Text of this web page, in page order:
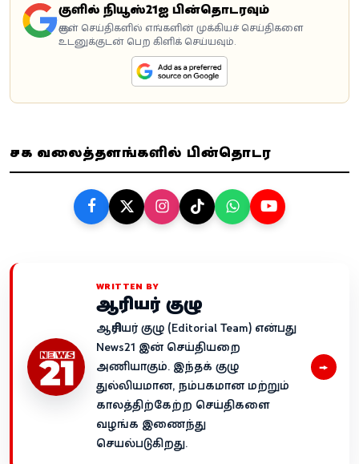
கூகுளில் நியூஸ்21ஐ பின்தொடரவும்
கூகுள் செய்திகளில் எங்களின் முக்கியச் செய்திகளை
உடனுக்குடன் பெற கிளிக் செய்யவும்.
சமூக வலைத்தளங்களில் பின்தொடர
WRITTEN BY
ஆசிரியர் குழு
ஆசிரியர் குழு (Editorial Team) என்பது
News21 இன் செய்தியறை
அணியாகும். இந்தக் குழு
துல்லியமான, நம்பகமான மற்றும்
காலத்திற்கேற்ற செய்திகளை
வழங்க இணைந்து
செயல்படுகிறது.
→